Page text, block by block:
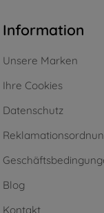
Information
Unsere Marken
Ihre Cookies
Datenschutz
Blog
Kontakt